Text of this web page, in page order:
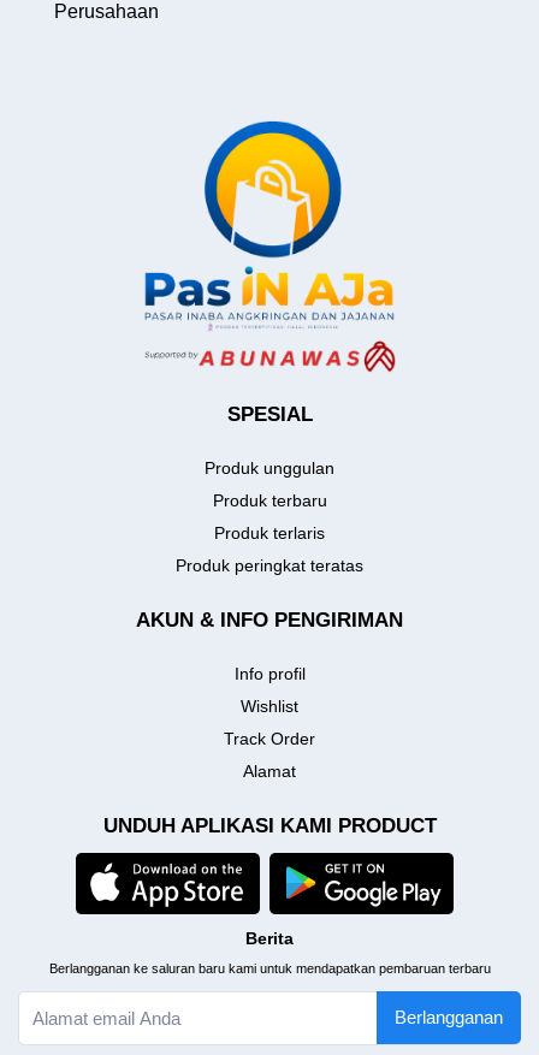
Perusahaan
SPESIAL
Produk unggulan
Produk terbaru
Produk terlaris
Produk peringkat teratas
AKUN & INFO PENGIRIMAN
Info profil
Wishlist
Track Order
Alamat
UNDUH APLIKASI KAMI PRODUCT
Berita
Berlangganan ke saluran baru kami untuk mendapatkan pembaruan terbaru
Berlangganan